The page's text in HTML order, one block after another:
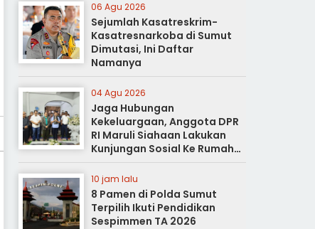
06 Agu 2026
Sejumlah Kasatreskrim-
Kasatresnarkoba di Sumut
Dimutasi, Ini Daftar
Namanya
04 Agu 2026
Jaga Hubungan
Kekeluargaan, Anggota DPR
RI Maruli Siahaan Lakukan
Kunjungan Sosial Ke Rumah
Duka
10 jam lalu
8 Pamen di Polda Sumut
Terpilih Ikuti Pendidikan
Sespimmen TA 2026